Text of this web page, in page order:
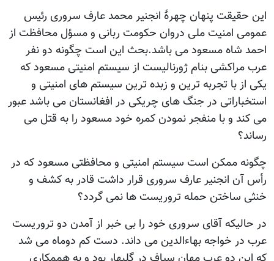
این حقیقت پنهان چهرۀ انجنیر محمد عارف سروری رئیس
عمومی امنیت ملی دروان حکومت ربانی و مسؤل محافظت از
احمد شاه مسعود می باشد.بحث این است چگونه دو نفر
عرب مراکشی بنام ژورنالیست از سیستم امنیتی مسعود که
یکی از با تجربه ترین و زبده ترین سیستم های امنیتی و
استخباراتی در جنگ های چریکی در افغانستان می باشد عبور
می کند و با منفجر نمودن کمره خود مسعود را به قتل می
رساند؟
چگونه ممکن است سیستم امنیتی و محافظتی مسعود که در
رأس آن انجنیر عارف سروری قرار داشت قادر به کشف و
خنثی ساختن حمله تروریست ها نمی گردد؟
در حالیکه آقای سروری خود را بی خبر از آمدن دو تروریست
عرب در خواجه بهاءالدین می داند. دست کم دوماه می شد